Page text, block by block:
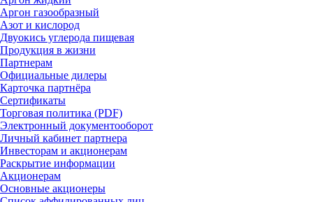
Аргон газообразный
Азот и кислород
Двуокись углерода пищевая
Продукция в жизни
Партнерам
Официальные дилеры
Карточка партнёра
Сертификаты
Торговая политика (PDF)
Электронный документооборот
Личный кабинет партнера
Инвесторам и акционерам
Раскрытие информации
Акционерам
Основные акционеры